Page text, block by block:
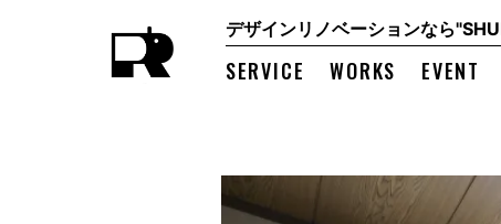
デザインリノベーションなら
SERVICE WORKS EVENT